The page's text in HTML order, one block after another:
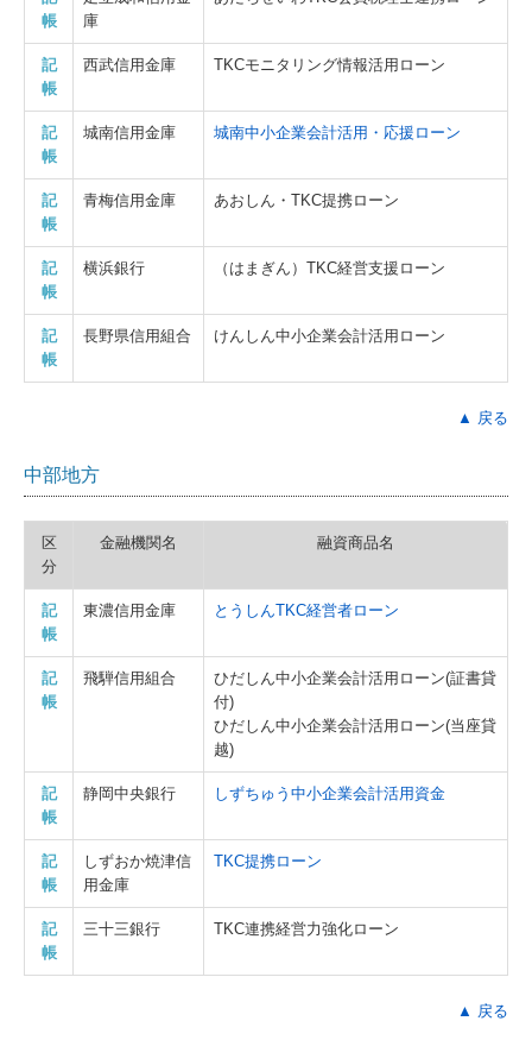
帳
庫
記
帳
西武信用金庫 TKCモニタリング情報活用ローン
記
帳
城南信用金庫 城南中小企業会計活用・応援ローン
記
帳
青梅信用金庫 あおしん・TKC提携ローン
記
帳
横浜銀行 （はまぎん）TKC経営支援ローン
記
帳
長野県信用組合 けんしん中小企業会計活用ローン
▲ 戻る
中部地方
区
分
金融機関名 融資商品名
記
帳
東濃信用金庫 とうしんTKC経営者ローン
記
帳
飛騨信用組合
ひだしん中小企業会計活用ローン(証書貸
付)
ひだしん中小企業会計活用ローン(当座貸
越)
記
帳
静岡中央銀行 しずちゅう中小企業会計活用資金
記
帳
しずおか焼津信
用金庫
TKC提携ローン
記
帳
三十三銀行 TKC連携経営力強化ローン
▲ 戻る